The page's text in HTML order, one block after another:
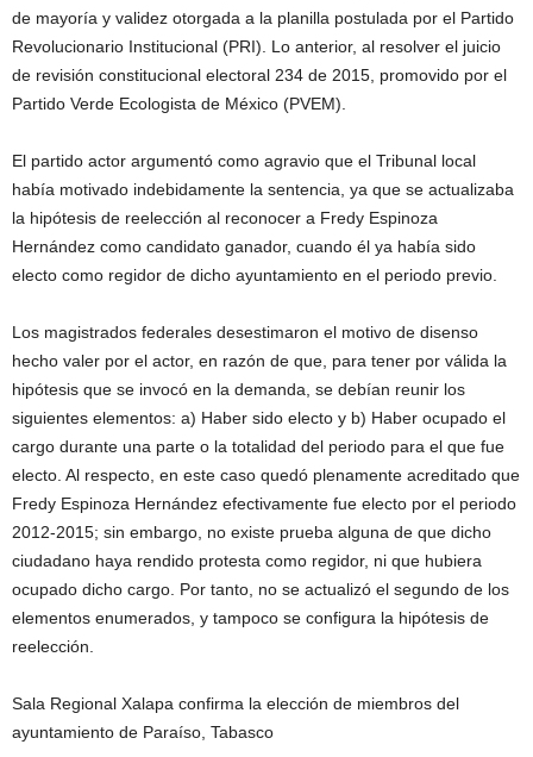
de mayoría y validez otorgada a la planilla postulada por el Partido
Revolucionario Institucional (PRI). Lo anterior, al resolver el juicio
de revisión constitucional electoral 234 de 2015, promovido por el
Partido Verde Ecologista de México (PVEM).
El partido actor argumentó como agravio que el Tribunal local
había motivado indebidamente la sentencia, ya que se actualizaba
la hipótesis de reelección al reconocer a Fredy Espinoza
Hernández como candidato ganador, cuando él ya había sido
electo como regidor de dicho ayuntamiento en el periodo previo.
Los magistrados federales desestimaron el motivo de disenso
hecho valer por el actor, en razón de que, para tener por válida la
hipótesis que se invocó en la demanda, se debían reunir los
siguientes elementos: a) Haber sido electo y b) Haber ocupado el
cargo durante una parte o la totalidad del periodo para el que fue
electo. Al respecto, en este caso quedó plenamente acreditado que
Fredy Espinoza Hernández efectivamente fue electo por el periodo
2012-2015; sin embargo, no existe prueba alguna de que dicho
ciudadano haya rendido protesta como regidor, ni que hubiera
ocupado dicho cargo. Por tanto, no se actualizó el segundo de los
elementos enumerados, y tampoco se configura la hipótesis de
reelección.
Sala Regional Xalapa confirma la elección de miembros del
ayuntamiento de Paraíso, Tabasco